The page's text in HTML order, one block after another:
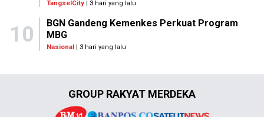
TangselCity| 3 hari yang lalu
10
BGN Gandeng Kemenkes Perkuat Program
MBG
Nasional| 3 hari yang lalu
GROUP RAKYAT MERDEKA